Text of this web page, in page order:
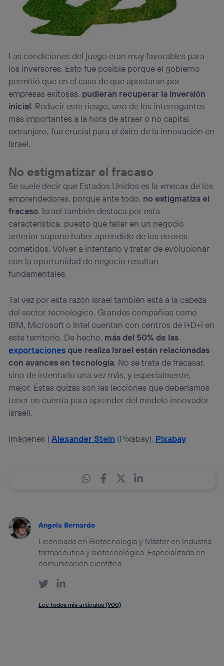
Las condiciones del juego eran muy favorables para
los inversores. Esto fue posible porque el gobierno
permitió que en el caso de que apostaran por
empresas exitosas, pudieran recuperar la inversión
inicial. Reducir este riesgo, uno de los interrogantes
más importantes a la hora de atraer o no capital
extranjero, fue crucial para el éxito de la innovación en
Israel.
No estigmatizar el fracaso
Se suele decir que Estados Unidos es la «meca» de los
emprendedores, porque ante todo, no estigmatiza el
fracaso. Israel también destaca por esta
característica, puesto que fallar en un negocio
anterior supone haber aprendido de los errores
cometidos. Volver a intentarlo y tratar de evolucionar
con la oportunidad de negocio resultan
fundamentales.
Tal vez por esta razón Israel también está a la cabeza
del sector tecnológico. Grandes compañías como
IBM, Microsoft o Intel cuentan con centros de I+D+i en
este territorio. De hecho, más del 50% de las
exportacionesque realiza Israel están relacionadas
con avances en tecnología. No se trata de fracasar,
sino de intentarlo una vez más, y especialmente,
mejor. Éstas quizás son las lecciones que deberíamos
tener en cuenta para aprender del modelo innovador
israelí.
Imágenes |Alexander Stein (Pixabay), Pixabay
Angela Bernardo
Licenciada en Biotecnología y Máster en Industria
farmacéutica y biotecnológica. Especializada en
comunicación científica.
Lee todos mis artículos (900)